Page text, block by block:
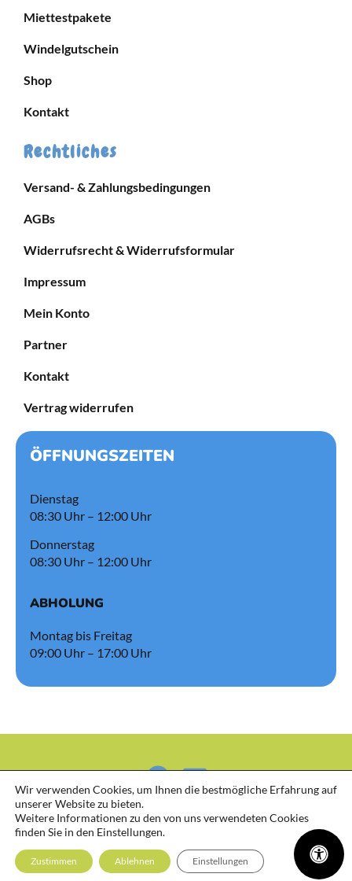
Miettestpakete
Windelgutschein
Shop
Kontakt
Rechtliches
Versand- & Zahlungsbedingungen
AGBs
Widerrufsrecht & Widerrufsformular
Impressum
Mein Konto
Partner
Kontakt
Vertrag widerrufen
ÖFFNUNGSZEITEN
Dienstag
08:30 Uhr – 12:00 Uhr
Donnerstag
08:30 Uhr – 12:00 Uhr
ABHOLUNG
Montag bis Freitag
09:00 Uhr – 17:00 Uhr
Wir verwenden Cookies, um Ihnen die bestmögliche Erfahrung auf
unserer Website zu bieten.
Weitere Informationen zu den von uns verwendeten Cookies
finden Sie in den Einstellungen.
Zustimmen Ablehnen Einstellungen